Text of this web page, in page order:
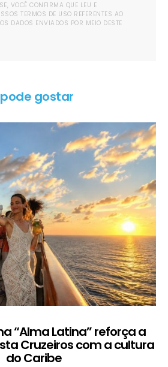
VOCÊ CONFIRMA QUE LEU E
TERMOS DE USO REFERENTES AO
DADOS ENVIADOS POR MEIO DESTE
gostar
“Alma Latina” reforça a
Cruzeiros com a cultura
do Caribe